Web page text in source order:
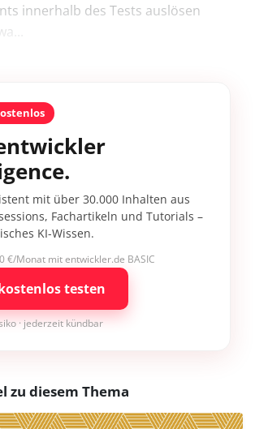
innerhalb des Tests auslösen
mit über 30.000 Inhalten aus
Fachartikeln und Tutorials –
KI-Wissen.
€/Monat mit entwickler.de BASIC
testen
· jederzeit kündbar
zu diesem Thema